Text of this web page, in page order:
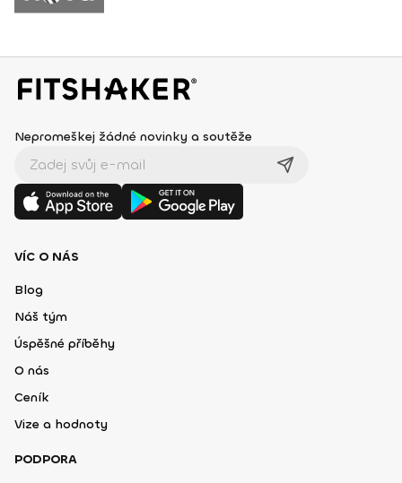
Nepromeškej žádné novinky a soutěže
VÍC O NÁS
Blog
Náš tým
Úspěšné příběhy
O nás
Ceník
Vize a hodnoty
PODPORA